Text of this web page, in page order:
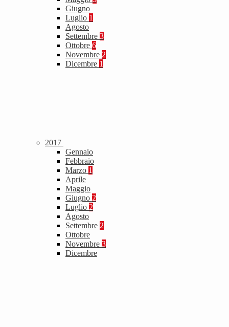
Giugno
Luglio 1
Agosto
Settembre 3
Ottobre 6
Novembre 2
Dicembre 1
2017
Gennaio
Febbraio
Marzo 1
Aprile
Maggio
Giugno 2
Luglio 2
Agosto
Settembre 2
Ottobre
Novembre 3
Dicembre